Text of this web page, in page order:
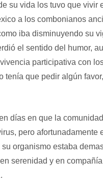
su vida los tuvo que
a los combonianos
iba disminuyendo su
el sentido del humor,
participativa con
tenía que pedir algún
días en que la
pero afortunadamente
organismo estaba
serenidad y en